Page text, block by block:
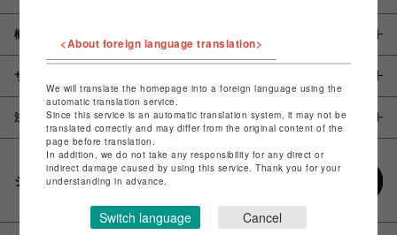
概要
サイズ
注意事項
シェアする
<About foreign language translation>
We will translate the homepage into a foreign language using the
automatic translation service.
Since this service is an automatic translation system, it may not be
translated correctly and may differ from the original content of the
page before translation.
In addition, we do not take any responsibility for any direct or
indirect damage caused by using this service. Thank you for your
understanding in advance.
Switch language Cancel